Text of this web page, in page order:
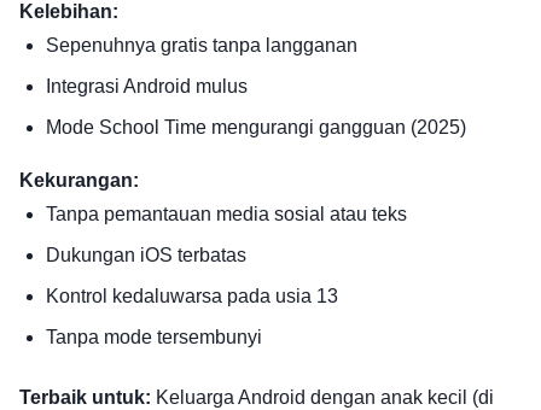
Kelebihan:
Sepenuhnya gratis tanpa langganan
Integrasi Android mulus
Mode School Time mengurangi gangguan (2025)
Kekurangan:
Tanpa pemantauan media sosial atau teks
Dukungan iOS terbatas
Kontrol kedaluwarsa pada usia 13
Tanpa mode tersembunyi
Terbaik untuk: Keluarga Android dengan anak kecil (di